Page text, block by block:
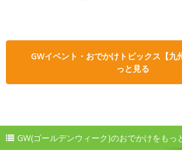
GWイベント・おでかけトピックス【九
っと見る
GW(ゴールデンウィーク)のおでかけをもっ